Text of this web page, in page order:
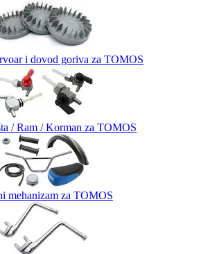
i dovod goriva za TOMOS
/ Ram / Korman za TOMOS
mehanizam za TOMOS